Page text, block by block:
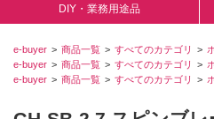
DIY・業務用途品
e-buyer 商品一覧 すべてのカテゴリ
e-buyer
商品一覧 すべてのカテゴリ
e-buyer
商品一覧 すべてのカテゴリ